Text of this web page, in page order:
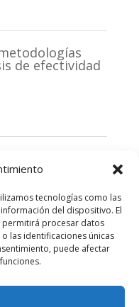
tecnologías como las
del dispositivo. El
permitirá procesar datos
las identificaciones únicas
puede afectar
de efectividad
de la